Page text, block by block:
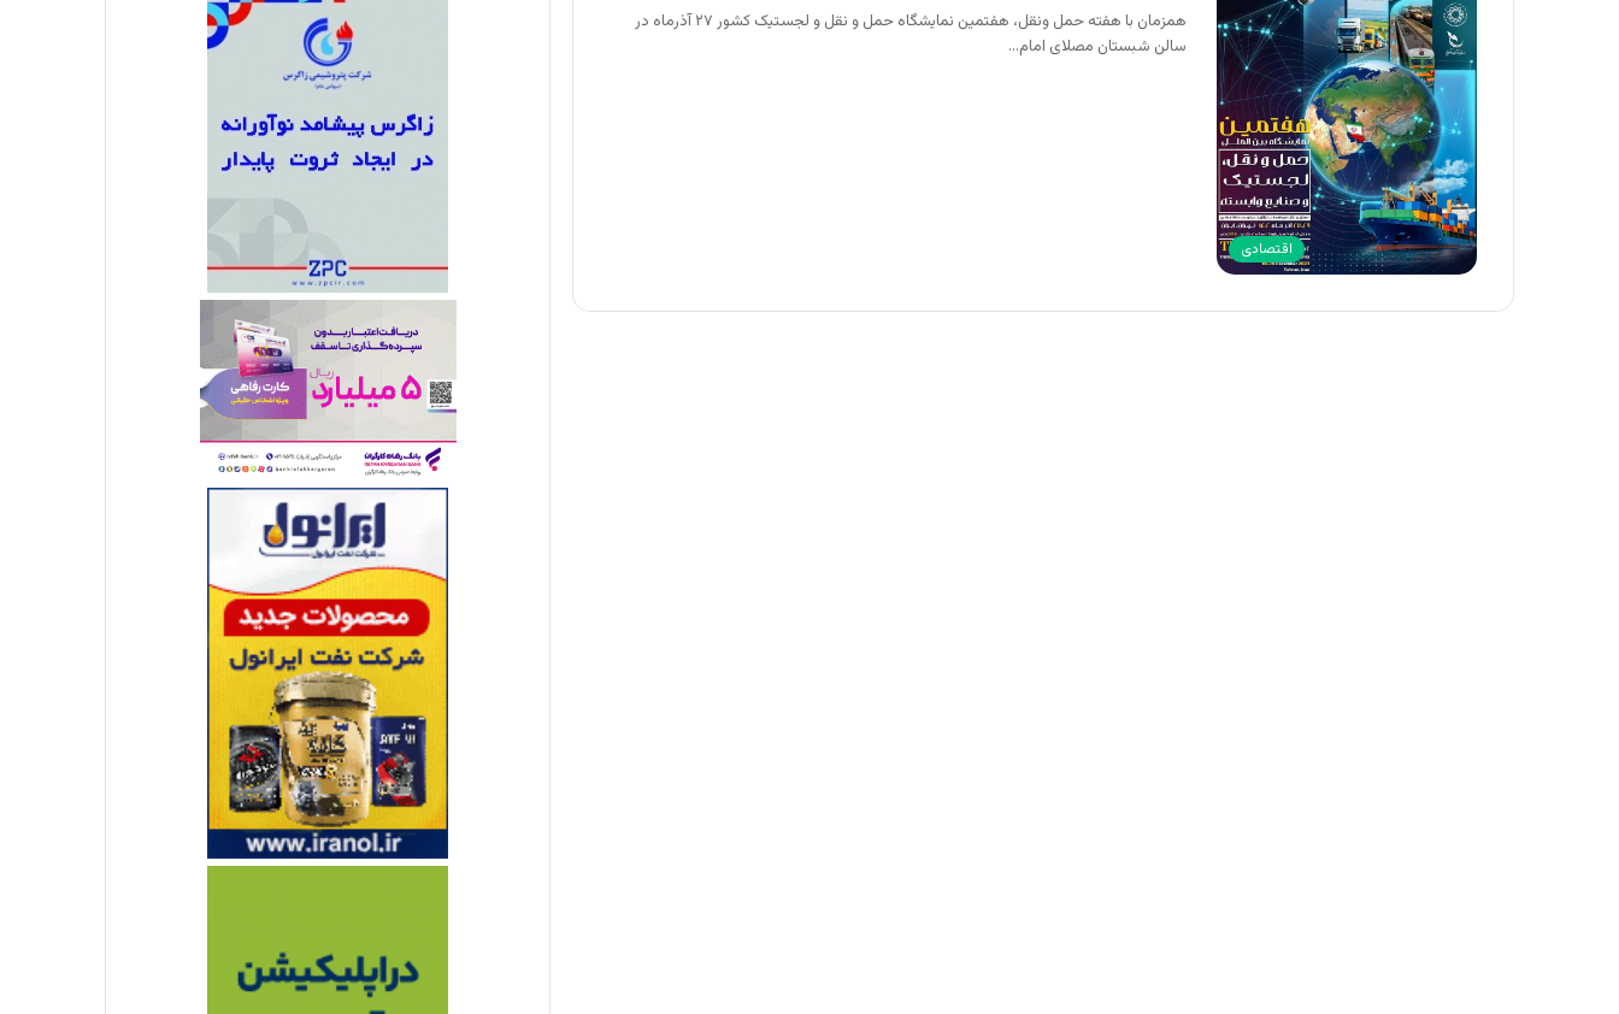
اقتصادی
همزمان با هفته حمل ونقل، هفتمین نمایشگاه حمل و نقل و لجستیک کشور ۲۷ آذرماه در
سالن شبستان مصلای امام…